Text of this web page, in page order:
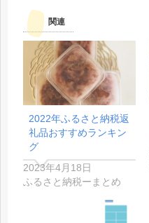
関連
2022年ふるさと納税返
礼品おすすめランキン
グ
2023年4月18日
ふるさと納税ーまとめ